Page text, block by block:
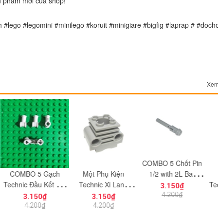
#legomini #minilego #koruit #minigiare #bigfig #laprap #
5 Gạch
Kết Nối
NO.912 -
MOC
Một Phụ Kiện
Technic Xi Lanh
Động Cơ NO.880 -
Phụ Kiện MOC
COMBO 5 Chốt Pin
1/2 with 2L Bar
Extension NO.857 -
Phụ Kiện MOC
Tương Thích Part
3.150₫
Một Phụ
Technic
NO.834 -
MOC